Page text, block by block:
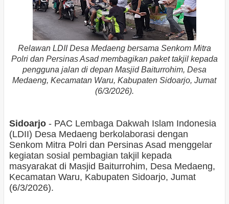
Relawan LDII Desa Medaeng bersama Senkom Mitra
Polri dan Persinas Asad membagikan paket takjil kepada
pengguna jalan di depan Masjid Baiturrohim, Desa
Medaeng, Kecamatan Waru, Kabupaten Sidoarjo, Jumat
(6/3/2026).
Sidoarjo- PAC Lembaga Dakwah Islam Indonesia
(LDII) Desa Medaeng berkolaborasi dengan
Senkom Mitra Polri dan Persinas Asad menggelar
kegiatan sosial pembagian takjil kepada
masyarakat di Masjid Baiturrohim, Desa Medaeng,
Kecamatan Waru, Kabupaten Sidoarjo, Jumat
(6/3/2026).